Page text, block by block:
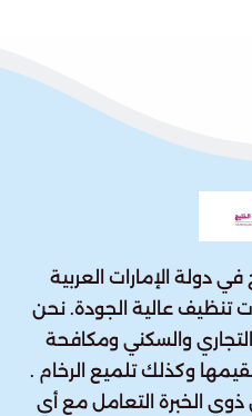
دولة الإمارات العربية
تنظيف عالية الجودة. نحن
والسكني ومكافحة
وكذلك تلميع الرخام .
الخبرة التعامل مع أي